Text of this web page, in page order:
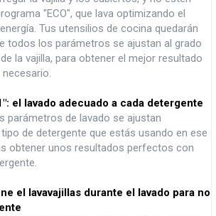
"ECO", que lava optimizando el
Tus utensilios de cocina quedarán
todos los parámetros se ajustan al grado
la vajilla, para obtener el mejor resultado
el lavado adecuado a cada detergente
parámetros de lavado se ajustan
de detergente que estás usando en ese
obtener unos resultados perfectos con
el lavavajillas durante el lavado para no